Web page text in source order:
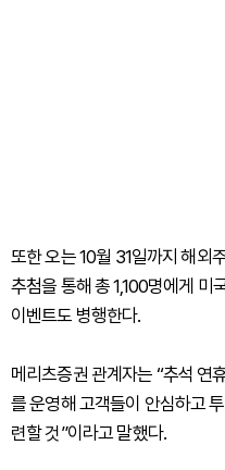
또한 오는 10월 31일까지 해외
추첨을 통해 총 1,100명에게 미
이벤트도 병행한다.
메리츠증권 관계자는 “추석 연
를 운영해 고객들이 안심하고
련할 것”이라고 말했다.